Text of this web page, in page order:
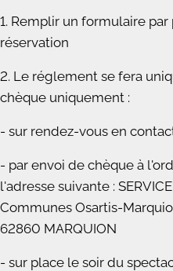
1. Remplir un formulaire par
réservation
2. Le réglement se fera
chèque uniquement :
- sur rendez-vous en
- par envoi de chèque à
l'adresse suivante :
Communes Osartis-
62860 MARQUION
- sur place le soir du